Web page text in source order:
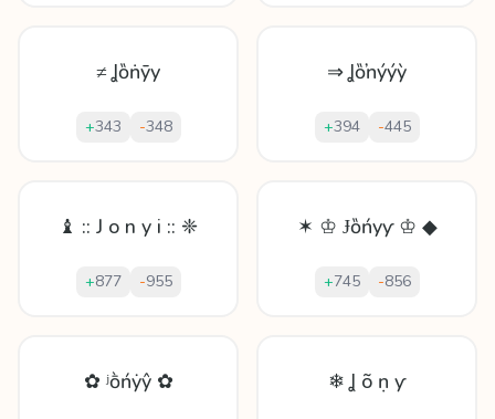
≠ Ʝȍṅȳу
+343 -348
⇒ Ʝȍŉýýỳ
+394 -445
♝ :: J o n y i :: ❈
+877 -955
✶ ♔ Ɉȍńyƴ ♔ ◆
+745 -856
✿ ʲṑńẏŷ ✿ ❄ Ʝ õ ṇ ƴ